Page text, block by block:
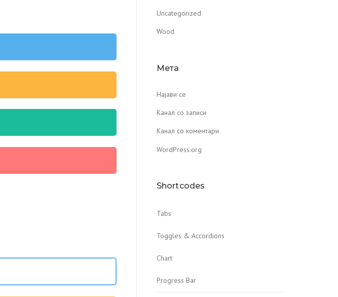
Uncategorized
Wood
Мета
Најави се
Канал со записи
Канал со коментари
WordPress.org
Shortcodes
Tabs
Toggles & Accordions
Chart
Progress Bar